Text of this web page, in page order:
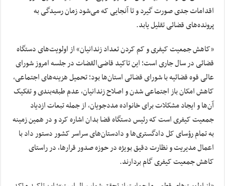
اقدامات جدی صورت گیرد و تا آنجایی که می‌شود زمان رسیدگی به
پرونده‌های قضائی تقلیل یابد.
«کاهش جمعیت کیفری و کم کردن تعداد زندانیان» از اولویت‌های دستگاه
قضائی در سال جاری است؛ این تاکید قاضی‌القضات در جلسه امروز شورای
عالی قوه قضائیه با شورای قضائی استان‌ها بود؛ تحمیل هزینه‌های اجتماعی،
کاهش امکان باز اجتماعی شدن و اصلاح زندانیان، عدم طبقه‌بندی و تفکیک
آن‌ها و ایجاد مشکلات برای خانواده مددجویان، از جمله تبعات ازدیاد
جمعیت کیفری است که رئیس دستگاه قضا بدان اشاره کرد و در همین زمینه
به تمام رؤسای کل دادگستری‌ها و دادستان‌های سراسر کشور دستور داد با
اعمال مدیریت و نظارت دقیق بویژه در حوزه صدور قرارها، در راستای
کاهش جمعیت کیفری گام بردارند.